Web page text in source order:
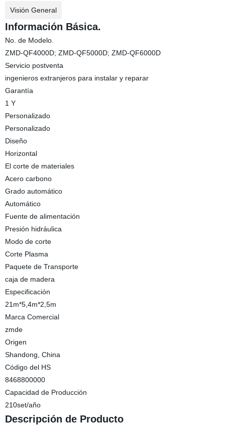
Visión General
Información Básica.
No. de Modelo.
ZMD-QF4000D; ZMD-QF5000D; ZMD-QF6000D
Servicio postventa
ingenieros extranjeros para instalar y reparar
Garantía
1 Y
Personalizado
Personalizado
Diseño
Horizontal
El corte de materiales
Acero carbono
Grado automático
Automático
Fuente de alimentación
Presión hidráulica
Modo de corte
Corte Plasma
Paquete de Transporte
caja de madera
Especificación
21m*5,4m*2,5m
Marca Comercial
zmde
Origen
Shandong, China
Código del HS
8468800000
Capacidad de Producción
210set/año
Descripción de Producto